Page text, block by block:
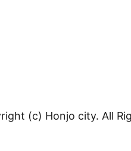
(c) Honjo city. All